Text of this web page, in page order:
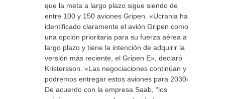
que la meta a largo plazo sigue siendo de
entre 100 y 150 aviones Gripen. «Ucrania ha
identificado claramente el avión Gripen como
una opción prioritaria para su fuerza aérea a
largo plazo y tiene la intención de adquirir la
versión más reciente, el Gripen E», declaró
Kristersson. «Las negociaciones continúan y
podremos entregar estos aviones para 2030».
De acuerdo con la empresa Saab, “los